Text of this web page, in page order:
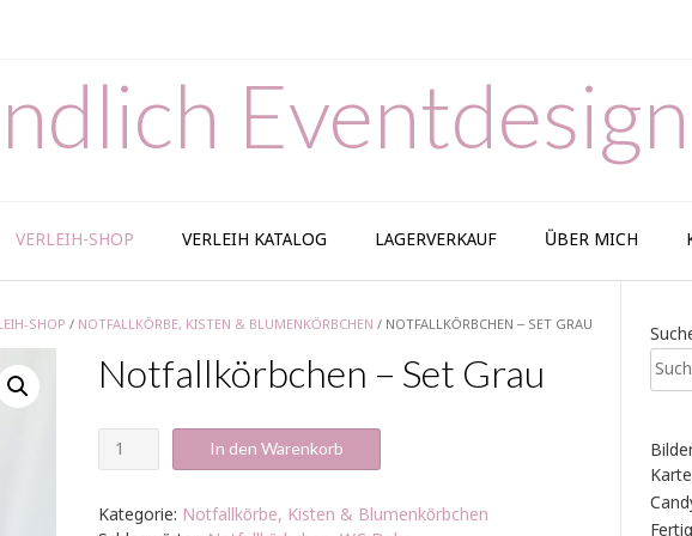
Eventdesign
VERLEIH-SHOP VERLEIH KATALOG LAGERVERKAUF ÜBER MICH
SHOP / NOTFALLKÖRBE, KISTEN & BLUMENKÖRBCHEN / NOTFALLKÖRBCHEN – SET GRAU
Notfallkörbchen – Set Grau
Notfallkörbchen
-
Grau
In den Warenkorb
Kategorie: Notfallkörbe, Kisten & Blumenkörbchen